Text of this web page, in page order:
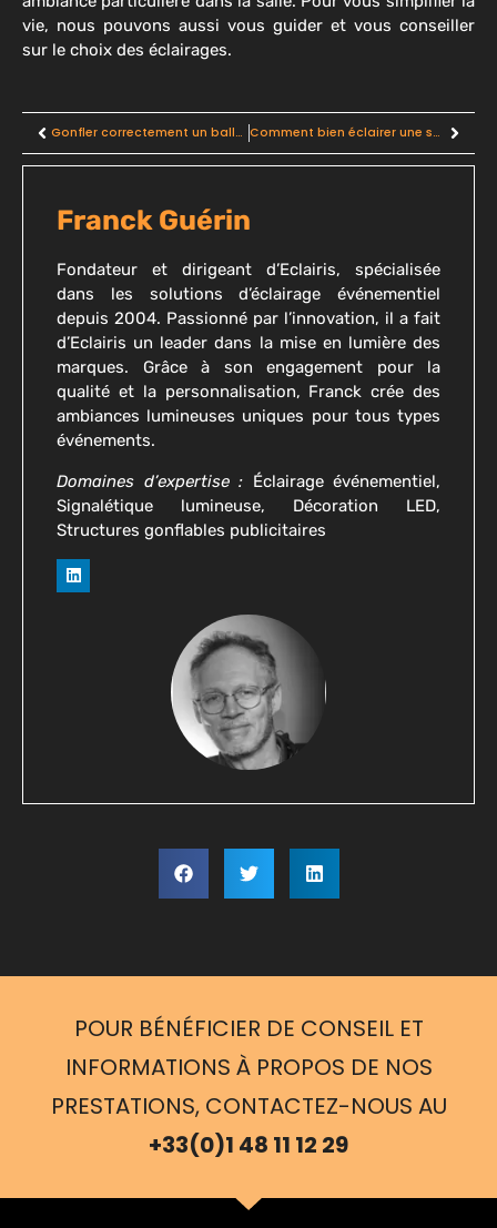
vie, nous pouvons aussi vous guider et vous conseiller
sur le choix des éclairages.
Gonfler correctement un ballon à l’hélium : Conseils et astuces Comment bien éclairer une scène de spectacle ?
Franck Guérin
Fondateur et dirigeant d’Eclairis, spécialisée
dans les solutions d’éclairage événementiel
depuis 2004. Passionné par l’innovation, il a fait
d’Eclairis un leader dans la mise en lumière des
marques. Grâce à son engagement pour la
qualité et la personnalisation, Franck crée des
ambiances lumineuses uniques pour tous types
événements.
Domaines d’expertise : Éclairage événementiel,
Signalétique lumineuse, Décoration LED,
Structures gonflables publicitaires
POUR BÉNÉFICIER DE CONSEIL ET
INFORMATIONS À PROPOS DE NOS
PRESTATIONS, CONTACTEZ-NOUS AU
+33(0)1 48 11 12 29